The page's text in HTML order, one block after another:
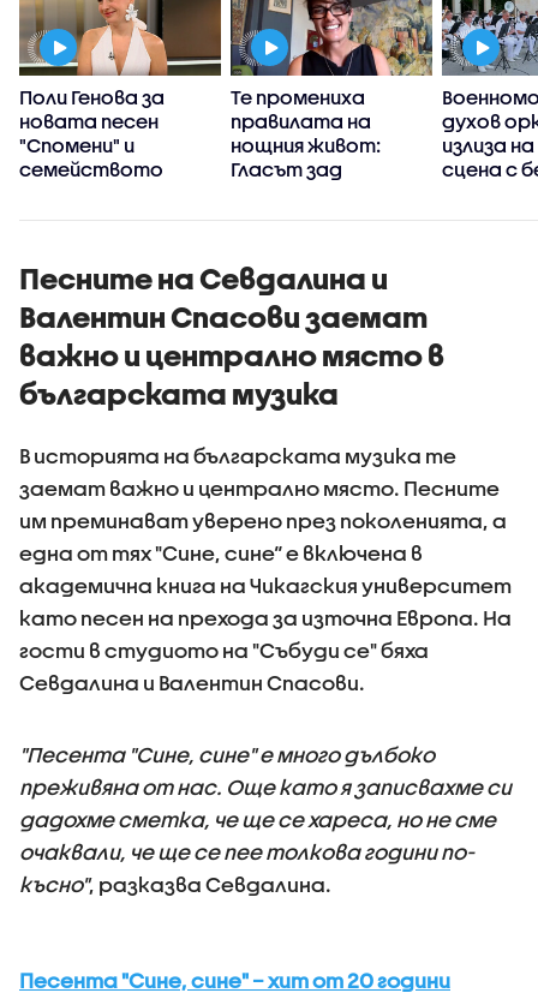
Поли Генова за
новата песен
"Спомени" и
семейството
Те промениха
правилата на
нощния живот:
Гласът зад
KOSHEEN - Шон
духов
излиза
сцена с
Песните на Севдалина и
Валентин Спасови заемат
важно и централно място в
българската музика
В историята на българската музика те
заемат важно и централно място. Песните
им преминават уверено през поколенията, а
една от тях "Сине, сине“ е включена в
академична книга на Чикагския университет
като песен на прехода за източна Европа. На
гости в студиото на "Събуди се" бяха
Севдалина и Валентин Спасови.
"Песента "Сине, сине" е много дълбоко
преживяна от нас. Още като я записвахме си
дадохме сметка, че ще се хареса, но не сме
очаквали, че ще се пее толкова години по-
късно", разказва Севдалина.
Песента "Сине, сине" – хит от 20 години